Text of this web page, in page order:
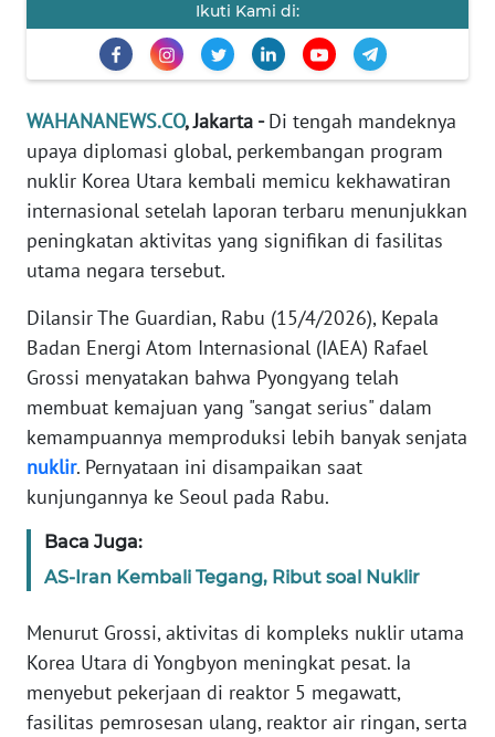
Ikuti Kami di:
WAHANANEWS.CO, Jakarta -Di tengah mandeknya
upaya diplomasi global, perkembangan program
nuklir Korea Utara kembali memicu kekhawatiran
internasional setelah laporan terbaru menunjukkan
peningkatan aktivitas yang signifikan di fasilitas
utama negara tersebut.
Dilansir The Guardian, Rabu (15/4/2026), Kepala
Badan Energi Atom Internasional (IAEA) Rafael
Grossi menyatakan bahwa Pyongyang telah
membuat kemajuan yang "sangat serius" dalam
kemampuannya memproduksi lebih banyak senjata
nuklir. Pernyataan ini disampaikan saat
kunjungannya ke Seoul pada Rabu.
Baca Juga:
AS-Iran Kembali Tegang, Ribut soal Nuklir
Menurut Grossi, aktivitas di kompleks nuklir utama
Korea Utara di Yongbyon meningkat pesat. Ia
menyebut pekerjaan di reaktor 5 megawatt,
fasilitas pemrosesan ulang, reaktor air ringan, serta
EDITORIAL
Informasi
INDEKS
BERITA
KONTAK
KAMI
IKLAN
TENTANG
KAMI
MEDIA
REDAKSI
KARIR